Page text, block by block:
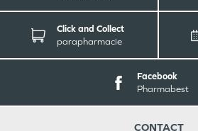
Click and Collect
parapharmacie
Facebook
Pharmabest
CONTACT